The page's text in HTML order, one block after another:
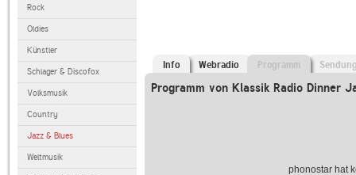
Rock
Oldies
Künstler
Schlager & Discofox
Volksmusik
Country
Jazz & Blues
Weltmusik
Info Webradio Programm
Programm von Klassik Radio Dinner
phonostar hat